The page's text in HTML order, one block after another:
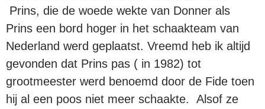
Prins, die de woede wekte van Donner als
Prins een bord hoger in het schaakteam van
Nederland werd geplaatst. Vreemd heb ik altijd
gevonden dat Prins pas ( in 1982) tot
grootmeester werd benoemd door de Fide toen
hij al een poos niet meer schaakte. Alsof ze